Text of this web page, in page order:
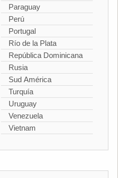
Paraguay
Perú
Portugal
Río de la Plata
República Dominicana
Rusia
Sud América
Turquía
Uruguay
Venezuela
Vietnam